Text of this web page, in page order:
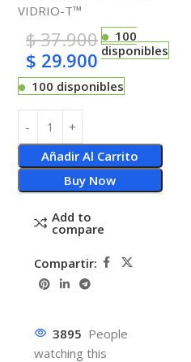
VIDRIO-T™
$37.900
$ 29.900
100
disponibles
100 disponibles
Añadir Al Carrito
Buy Now
Add to
compare
Compartir:
3895 People
watching this